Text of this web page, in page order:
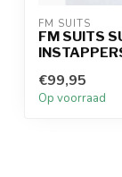
FM SUITS
FM SUITS
€99,95
Op voorraad